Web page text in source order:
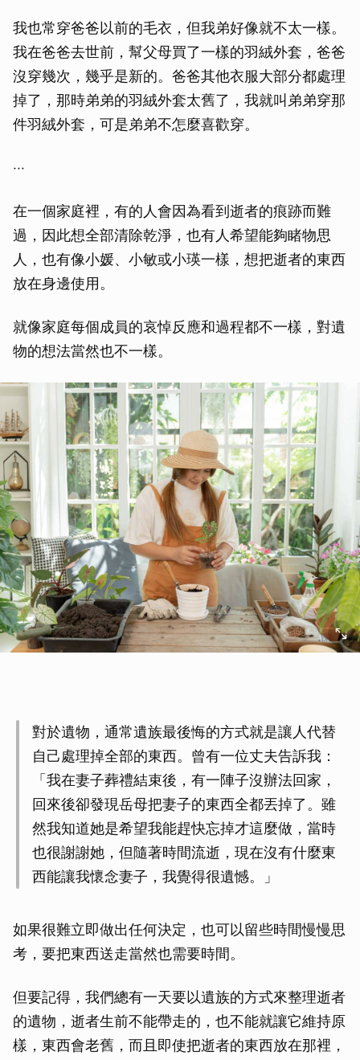
我也常穿爸爸以前的毛衣，但我弟好像就不太一樣。
我在爸爸去世前，幫父母買了一樣的羽絨外套，爸爸
沒穿幾次，幾乎是新的。爸爸其他衣服大部分都處理
掉了，那時弟弟的羽絨外套太舊了，我就叫弟弟穿那
件羽絨外套，可是弟弟不怎麼喜歡穿。
‧‧‧
在一個家庭裡，有的人會因為看到逝者的痕跡而難
過，因此想全部清除乾淨，也有人希望能夠睹物思
人，也有像小媛、小敏或小瑛一樣，想把逝者的東西
放在身邊使用。
就像家庭每個成員的哀悼反應和過程都不一樣，對遺
物的想法當然也不一樣。
對於遺物，通常遺族最後悔的方式就是讓人代替
自己處理掉全部的東西。曾有一位丈夫告訴我：
「我在妻子葬禮結束後，有一陣子沒辦法回家，
回來後卻發現岳母把妻子的東西全都丟掉了。雖
然我知道她是希望我能趕快忘掉才這麼做，當時
也很謝謝她，但隨著時間流逝，現在沒有什麼東
西能讓我懷念妻子，我覺得很遺憾。」
如果很難立即做出任何決定，也可以留些時間慢慢思
考，要把東西送走當然也需要時間。
但要記得，我們總有一天要以遺族的方式來整理逝者
的遺物，逝者生前不能帶走的，也不能就讓它維持原
樣，東西會老舊，而且即使把逝者的東西放在那裡，